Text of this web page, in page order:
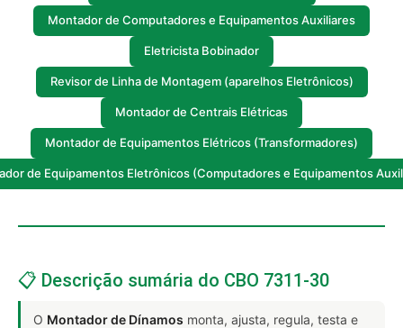
Montador de Computadores e Equipamentos Auxiliares
Eletricista Bobinador
Revisor de Linha de Montagem (aparelhos Eletrônicos)
Montador de Centrais Elétricas
Montador de Equipamentos Elétricos (Transformadores)
de Equipamentos Eletrônicos (Computadores e Equipamentos
📋 Descrição sumária do CBO 7311-30
O Montador de Dínamos monta, ajusta, regula, testa e